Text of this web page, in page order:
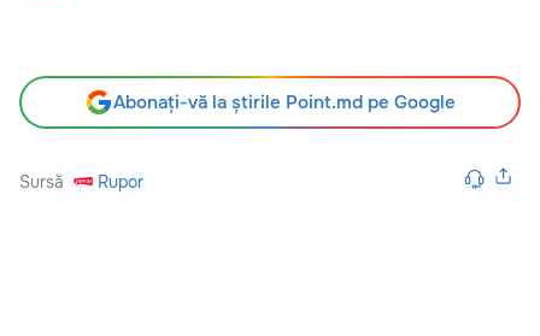
Abonați-vă la știrile Point.md pe Google
Sursă Rupor